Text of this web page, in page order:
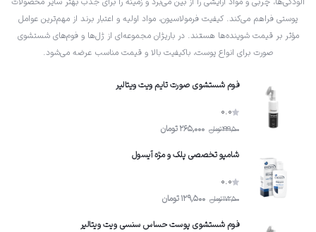
پوستی فراهم می‌کند. کیفیت فرمولاسیون، مواد اولیه و اعتبار برند از مهم‌ترین عوامل
مؤثر بر قیمت شوینده‌ها هستند. در باریژان مجموعه‌ای از ژل‌ها و فوم‌های شستشوی
صورت برای انواع پوست، باکیفیت بالا و قیمت مناسب عرضه می‌شود.
فوم شستشوی صورت تایم ویت ویتالیر
0.0
441,500تومان 265,000تومان
شامپو تخصصى پلک و مژه آیسول
0.0
172,500تومان 129,500تومان
فوم شستشوی پوست حساس سنسی ویت ویتالیر